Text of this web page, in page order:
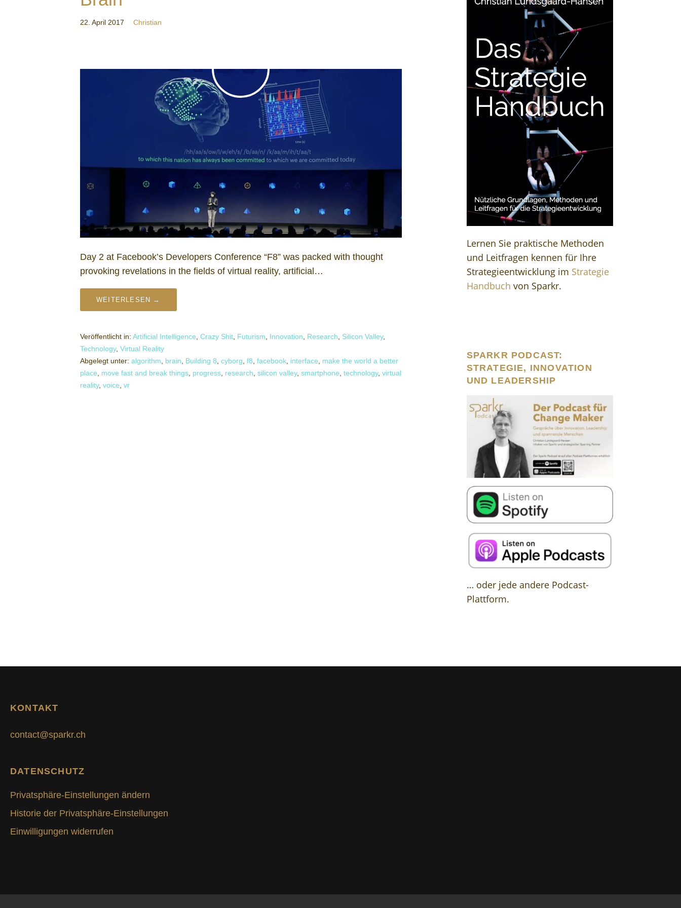
22. April 2017 Christian
Day 2 at Facebook’s Developers Conference “F8” was packed with thought
provoking revelations in the fields of virtual reality, artificial…
WEITERLESEN →
Veröffentlicht in: Artificial Intelligence Crazy Shit Futurism Innovation Research Silicon Valley,
Technology, Virtual Reality
Abgelegt unter: algorithm brain Building 8 cyborg f8 facebook interface
make the world a better
place
move fast and break things progress research silicon valley, smartphone technology, virtual
reality, voice vr
Lernen Sie praktische Methoden
und Leitfragen kennen für Ihre
Strategieentwicklung im Strategie
Handbuch von Sparkr.
SPARKR PODCAST:
STRATEGIE, INNOVATION
UND LEADERSHIP
… oder jede andere Podcast-
Plattform.
KONTAKT
contact@sparkr.ch
DATENSCHUTZ
Privatsphäre-Einstellungen ändern
Historie der Privatsphäre-Einstellungen
Einwilligungen widerrufen